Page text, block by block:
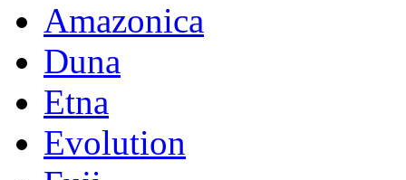
Amazonica
Duna
Etna
Evolution